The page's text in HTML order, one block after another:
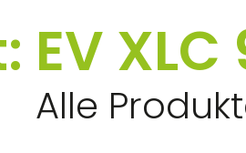
XLC
Alle